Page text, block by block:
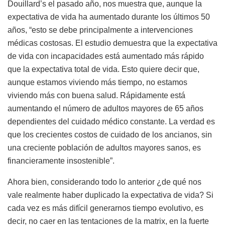
Douillard’s el pasado año, nos muestra que, aunque la
expectativa de vida ha aumentado durante los últimos 50
años, “esto se debe principalmente a intervenciones
médicas costosas. El estudio demuestra que la expectativa
de vida con incapacidades está aumentado más rápido
que la expectativa total de vida. Esto quiere decir que,
aunque estamos viviendo más tiempo, no estamos
viviendo más con buena salud. Rápidamente está
aumentando el número de adultos mayores de 65 años
dependientes del cuidado médico constante. La verdad es
que los crecientes costos de cuidado de los ancianos, sin
una creciente población de adultos mayores sanos, es
financieramente insostenible”.
Ahora bien, considerando todo lo anterior ¿de qué nos
vale realmente haber duplicado la expectativa de vida? Si
cada vez es más difícil generarnos tiempo evolutivo, es
decir, no caer en las tentaciones de la matrix, en la fuerte